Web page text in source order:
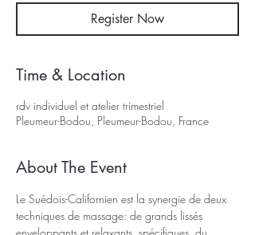
Register Now
Time & Location
rdv individuel et atelier trimestriel
Pleumeur-Bodou, Pleumeur-Bodou, France
About The Event
Le Suédois-Californien est la synergie de deux
techniques de massage: de grands lissés